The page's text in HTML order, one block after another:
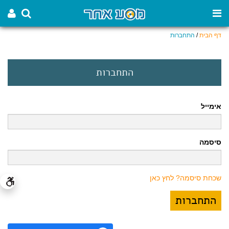
דף הבית/ התחברות
התחברות
אימייל
סיסמה
שכחת סיסמה? לחץ כאן